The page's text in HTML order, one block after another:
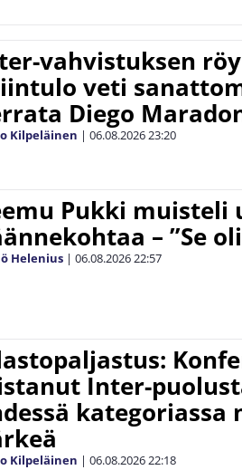
vahvistuksen
veti
Diego
Kilpeläinen | 06.08.202623:20
Pukki muisteli
– ”Se
Helenius | 06.08.202622:57
Inter-
kategoriassa
Kilpeläinen | 06.08.202622:18